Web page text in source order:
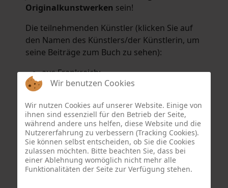
Originalkunstwerken sein!
Die teilnehmenden Künstler (klicken Sie auf
den Namen des Künstlers/der Künstlerin, um
seine Beiträge zum Buch zu sehen):
aus Frankreich:
Hélène Argo,Didier Bonnot
Eric Schaftlein.
aus den Niederlanden:
Dorrety Brookhuis,Natalia Dik,Elise
EekhoutundHenny Schaapman
aus Deutschland:
Salomé Herbst,Andrea Jungnitsch,
Wir benutzen Cookies
Wir nutzen Cookies auf unserer Website. Einige von
ihnen sind essenziell für den Betrieb der Seite,
während andere uns helfen, diese Website und die
Nutzererfahrung zu verbessern (Tracking Cookies).
Sie können selbst entscheiden, ob Sie die Cookies
zulassen möchten. Bitte beachten Sie, dass bei
einer Ablehnung womöglich nicht mehr alle
Funktionalitäten der Seite zur Verfügung stehen.